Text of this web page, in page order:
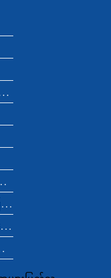
ရူပါရုံနှင့် တန်ဖိုးများ
ပ်နည်းများ
မတူကွဲပြားမှုဆိုင်ရာ ထုတ်ပြန်ချက်
ကိုယ်ရေးကိုယ်တာ ထုတ်ပြန်ချက်
ြန်ချက်